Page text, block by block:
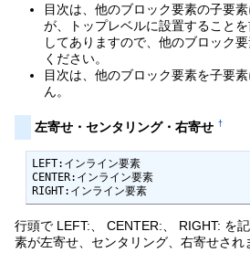
目次は、他のブロック要素の子要
が、トップレベルに設置すること
してありますので、他のブロック
ください。
目次は、他のブロック要素を子要
ん。
左寄せ・センタリング・右寄せ †
LEFT:インライン要素
CENTER:インライン要素
RIGHT:インライン要素
行頭で LEFT:、 CENTER:、 RIGHT: を
素が左寄せ、センタリング、右寄せされ